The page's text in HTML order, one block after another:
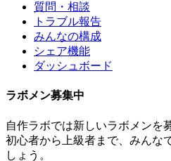
質問・相談
トラブル報告
みんなの構成
シェア機能
ダッシュボード
ラボメン募集中
自作ラボでは新しいラボメンを
初心者から上級者まで、みんな
しょう。